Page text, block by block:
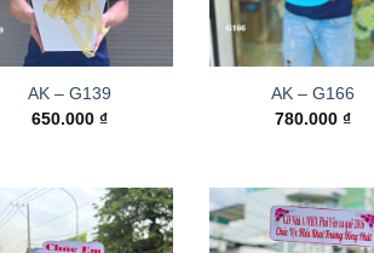
AK – G139
650.000₫
AK – G166
780.000₫